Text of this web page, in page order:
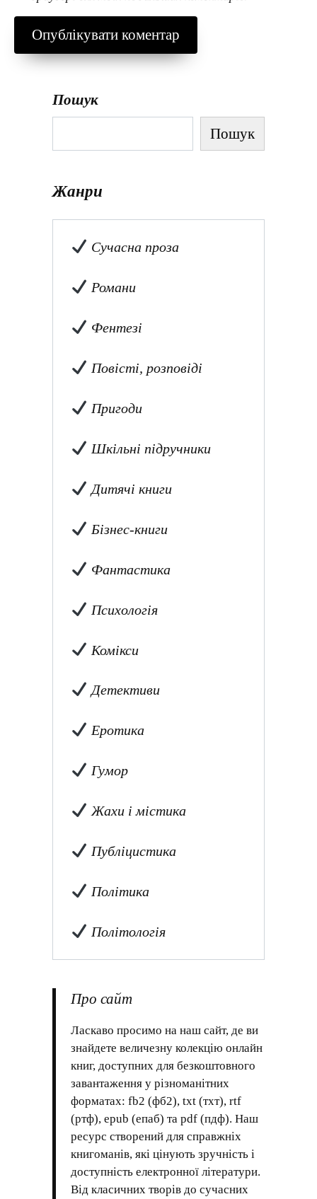
Пошук
Пошук
Жанри
Сучасна проза
Романи
Фентезі
Повісті, розповіді
Пригоди
Шкільні підручники
Дитячі книги
Бізнес-книги
Фантастика
Психологія
Комікси
Детективи
Еротика
Гумор
Жахи і містика
Публіцистика
Політика
Політологія
Про сайт
Ласкаво просимо на наш сайт, де ви
знайдете величезну колекцію онлайн
книг, доступних для безкоштовного
завантаження у різноманітних
форматах: fb2 (фб2), txt (тхт), rtf
(ртф), epub (епаб) та pdf (пдф). Наш
ресурс створений для справжніх
книгоманів, які цінують зручність і
доступність електронної літератури.
Від класичних творів до сучасних